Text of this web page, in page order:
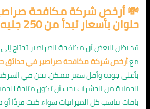
💸 أرخص شركة مكافحة
حلوان بأسعار تبدأ من 250 جنيه فقط
قد يظن البعض أن مكافحة الصراصير تحتاج إلى
معأرخص شركة مكافحة صراصير في حدائق
بأعلى جودة وأقل سعر ممكن. نحن في الشركة
الحماية من الحشرات يجب أن تكون متاحة
باقات تناسب كل الميزانيات سواء كنت فردًا